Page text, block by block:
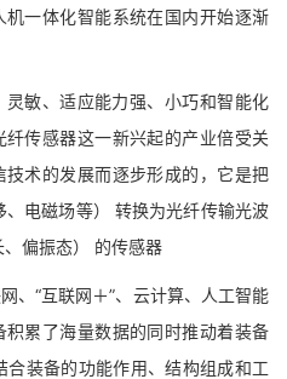
一体化智能系统在国内开始逐渐
敏、适应能力强、小巧和智能化
传感器这一新兴起的产业倍受关
术的发展而逐步形成的，它是把
电磁场等） 转换为光纤传输光波
偏振态） 的传感器
“互联网＋”、云计算、人工智能
累了海量数据的同时推动着装备
合装备的功能作用、结构组成和工